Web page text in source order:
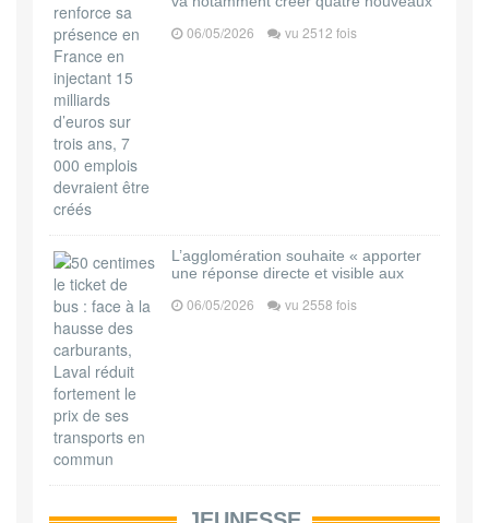
06/05/2026 vu 2512 fois
L’agglomération souhaite « apporter
une réponse directe et visible aux
06/05/2026 vu 2558 fois